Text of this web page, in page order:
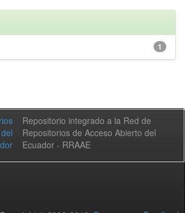
1
Repositorio integrado a la Red de
Repositorios de Acceso Abierto del
Ecuador - RRAAE